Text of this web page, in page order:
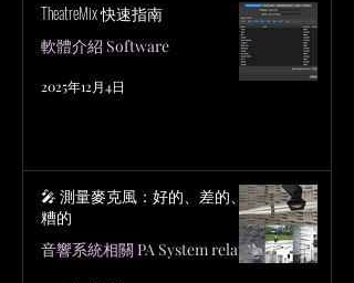
TheatreMix 快速指南
軟體介紹 Software
2025年12月4日
🎤 測量麥克風：好的、差的、
糟的
音響系統相關 PA System related